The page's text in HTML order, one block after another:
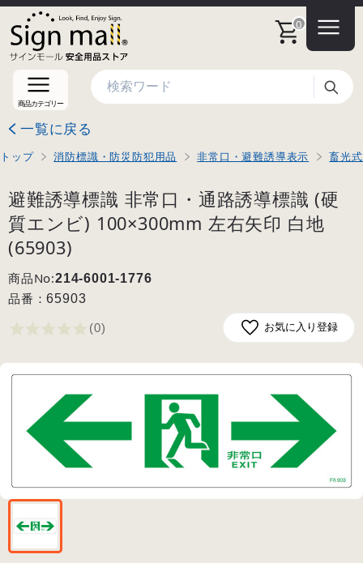
0
商品カテゴリー
検索
一覧に戻る
トップ 消防標識・防災防犯用品 非常口・避難誘導表示 畜光
避難誘導標識 非常口・通路誘導標識 (硬
質エンビ) 100×300mm 左右矢印 白地
(65903)
商品No:214-6001-1776
品番：65903
(0) お気に入り登録